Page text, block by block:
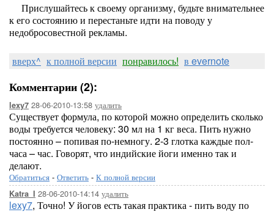
Прислушайтесь к своему организму, будьте внимательнее
к его состоянию и перестаньте идти на поводу у
недобросовестной рекламы.
вверх^ к полной версии понравилось! в evernote
Комментарии (2):
lexy7 28-06-2010-13:58 удалить
Существует формула, по которой можно определить сколько
воды требуется человеку: 30 мл на 1 кг веса. Пить нужно
постоянно – попивая по-немногу. 2-3 глотка каждые пол-
часа – час. Говорят, что индийские йоги именно так и
делают.
Обратиться - Ответить - К полной версии
Katra_I 28-06-2010-14:14 удалить
lexy7, Точно! У йогов есть такая практика - пить воду по